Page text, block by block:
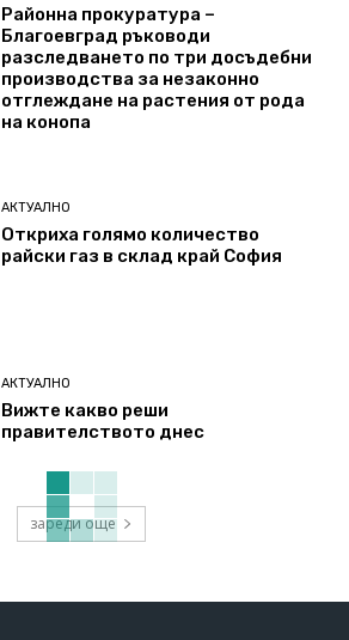
Районна прокуратура –
Благоевград ръководи
разследването по три досъдебни
производства за незаконно
отглеждане на растения от рода
на конопа
АКТУАЛНО
Откриха голямо количество
райски газ в склад край София
АКТУАЛНО
Вижте какво реши
правителството днес
зареди още